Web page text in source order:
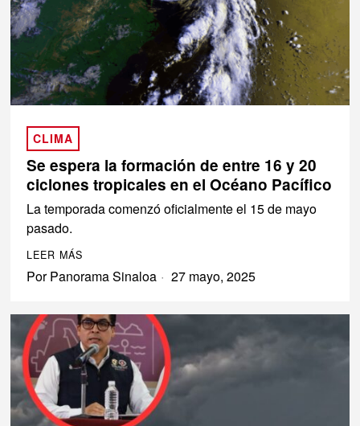
CLIMA
Se espera la formación de entre 16 y 20
ciclones tropicales en el Océano Pacífico
La temporada comenzó oficialmente el 15 de mayo
pasado.
LEER MÁS
PorPanorama Sinaloa 27 mayo, 2025